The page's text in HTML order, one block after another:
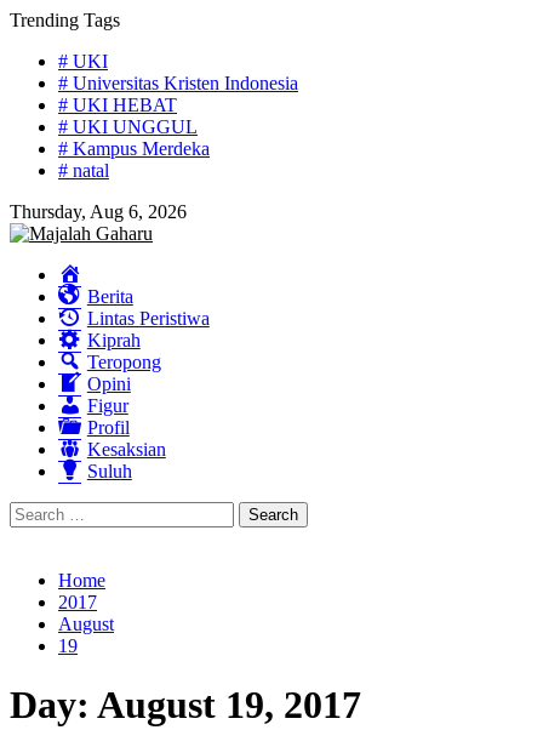
Skip
content
Trending Tags
# UKI
# Universitas Kristen Indonesia
# UKI HEBAT
# UKI UNGGUL
# Kampus Merdeka
# natal
Thursday, Aug 6, 2026
Berita
Lintas Peristiwa
Kiprah
Teropong
Opini
Figur
Profil
Kesaksian
Suluh
Search
for:
Home
2017
August
19
Day: August 19, 2017